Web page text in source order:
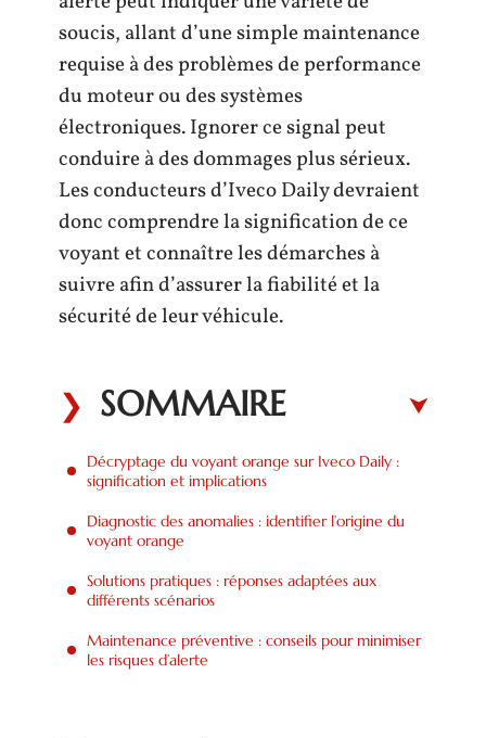
soucis, allant d’une simple maintenance
requise à des problèmes de performance
du moteur ou des systèmes
électroniques. Ignorer ce signal peut
conduire à des dommages plus sérieux.
Les conducteurs d’Iveco Daily devraient
donc comprendre la signification de ce
voyant et connaître les démarches à
suivre afin d’assurer la fiabilité et la
sécurité de leur véhicule.
SOMMAIRE
Décryptage du voyant orange sur Iveco Daily :
signification et implications
Diagnostic des anomalies : identifier l’origine du
voyant orange
Solutions pratiques : réponses adaptées aux
différents scénarios
Maintenance préventive : conseils pour minimiser
les risques d’alerte